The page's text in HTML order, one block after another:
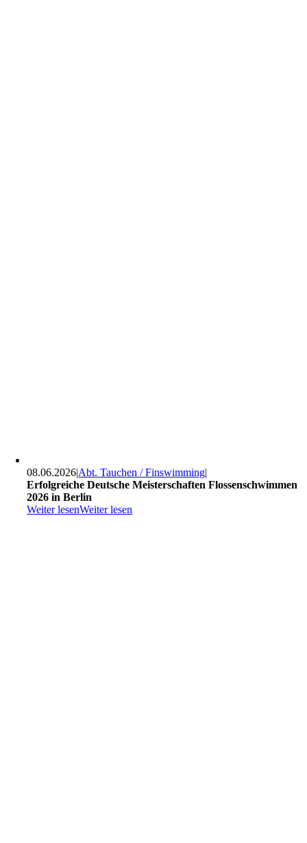
08.06.2026|Abt. Tauchen / Finswimming|
Erfolgreiche Deutsche Meisterschaften Flossenschwimmen
2026 in Berlin
Weiter lesenWeiter lesen